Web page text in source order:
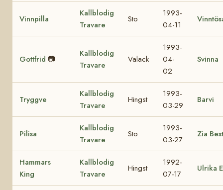
Vinnpilla
Kallblodig
Travare
Sto
1993-
04-11
Gottfrid 📷
Kallblodig
Travare
Valack
1993-
04-
02
Svinna
Tryggve
Kallblodig
Travare
Hingst
1993-
03-29
Barvi
Pilisa
Kallblodig
Travare
Sto
1993-
03-27
Zia Best
Hammars
King
Kallblodig
Travare
Hingst
1992-
07-17
Ulrika